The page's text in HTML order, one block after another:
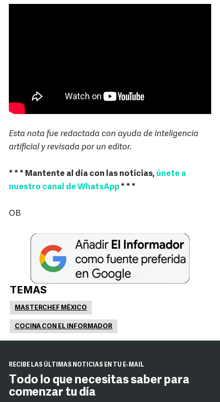
Esta nota fue redactada con ayuda de inteligencia
artificial y revisada por un editor.
* * * Mantente al día con las noticias, únete a
nuestro canal de WhatsApp* * *
OB
TEMAS
MASTERCHEF MÉXICO
COCINA CON EL INFORMADOR
RECIBE LAS ÚLTIMAS NOTICIAS EN TU E-MAIL
Todo lo que necesitas saber para
comenzar tu día